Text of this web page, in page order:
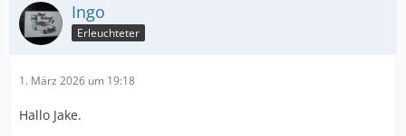
Ingo
Erleuchteter
1. März 2026 um 19:18
Hallo Jake.